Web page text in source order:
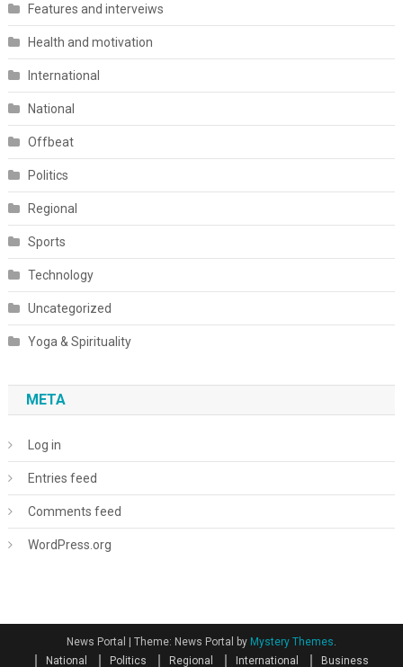
Features and interveiws
Health and motivation
International
National
Offbeat
Politics
Regional
Sports
Technology
Uncategorized
Yoga & Spirituality
META
Log in
Entries feed
Comments feed
WordPress.org
News Portal | Theme: News Portal by Mystery Themes
National
Politics Regional International Business